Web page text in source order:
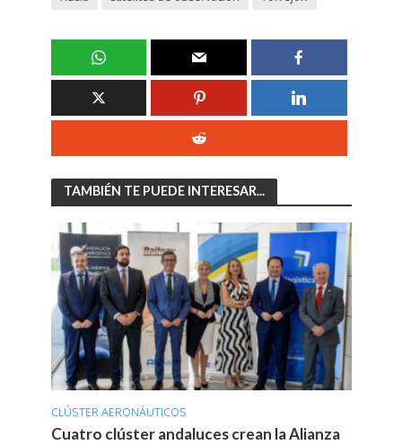
TAMBIÉN TE PUEDE INTERESAR...
CLÚSTER AERONÁUTICOS
Cuatro clúster andaluces crean la Alianza